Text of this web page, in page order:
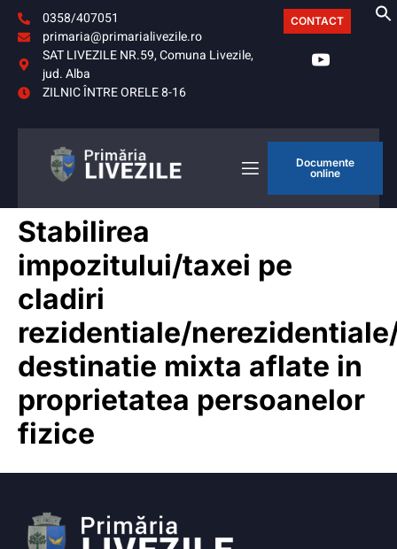
0358/407051
primaria@primarialivezile.ro
SAT LIVEZILE NR.59, Comuna Livezile,
jud. Alba
ZILNIC ÎNTRE ORELE 8-16
CONTACT
Documente
online
Stabilirea
impozitului/taxei pe
cladiri
rezidentiale/
destinatie mixta aflate in
proprietatea persoanelor
fizice